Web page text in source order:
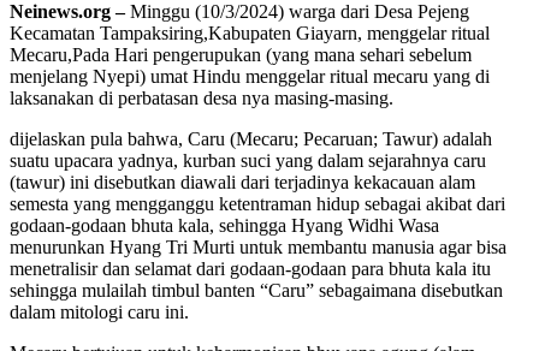
Neinews.org –Minggu (10/3/2024) warga dari Desa Pejeng
Kecamatan Tampaksiring,Kabupaten Giayarn, menggelar ritual
Mecaru,Pada Hari pengerupukan (yang mana sehari sebelum
menjelang Nyepi) umat Hindu menggelar ritual mecaru yang di
laksanakan di perbatasan desa nya masing-masing.
dijelaskan pula bahwa, Caru (Mecaru; Pecaruan; Tawur) adalah
suatu upacara yadnya, kurban suci yang dalam sejarahnya caru
(tawur) ini disebutkan diawali dari terjadinya kekacauan alam
semesta yang mengganggu ketentraman hidup sebagai akibat dari
godaan-godaan bhuta kala, sehingga Hyang Widhi Wasa
menurunkan Hyang Tri Murti untuk membantu manusia agar bisa
menetralisir dan selamat dari godaan-godaan para bhuta kala itu
sehingga mulailah timbul banten “Caru” sebagaimana disebutkan
dalam mitologi caru ini.